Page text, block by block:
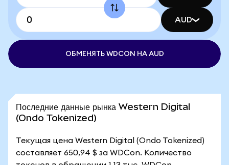
AUD
ОБМЕНЯТЬ WDCON НА AUD
Последние данные рынка Western Digital
(Ondo Tokenized)
Текущая цена Western Digital (Ondo Tokenized)
составляет 650,94 $ за WDCon. Количество